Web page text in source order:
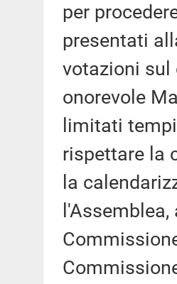
per
presentati
votazioni sul
onorevole
limitati
rispettare la
la